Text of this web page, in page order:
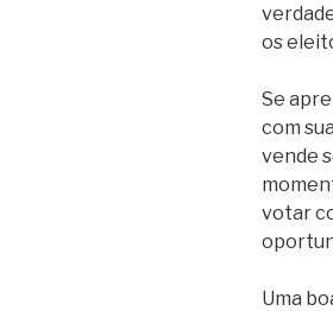
os
Se
com
vende
votar
Uma